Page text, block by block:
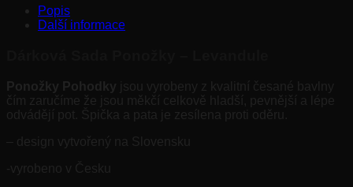
Popis
Další informace
Ponožky Pohodky jsou vyrobeny z kvalitní česané bavlny
čím zaručíme že jsou měkčí celkově hladší, pevnější a lépe
odvádějí pot. Špička a pata je zesílena proti oděru.
– design vytvořený na Slovensku
-vyrobeno v Česku